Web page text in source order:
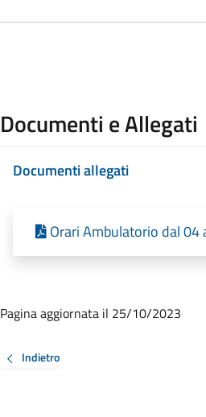
Documenti e Allegati
Documenti allegati
Orari Ambulatorio dal
Pagina aggiornata il 25/10/2023
Indietro